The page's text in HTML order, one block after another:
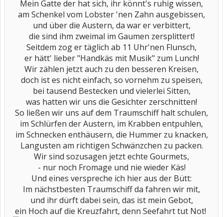
Mein Gatte der hat sich, ihr könnt's ruhig wissen,
am Schenkel vom Lobster 'nen Zahn ausgebissen,
und über die Austern, da war er verbittert,
die sind ihm zweimal im Gaumen zersplittert!
Seitdem zog er täglich ab 11 Uhr'nen Flunsch,
er hätt' lieber "Handkäs mit Musik" zum Lunch!
Wir zählen jetzt auch zu den besseren Kreisen,
doch ist es nicht einfach, so vornehm zu speisen,
bei tausend Bestecken und vielerlei Sitten,
was hatten wir uns die Gesichter zerschnitten!
So ließen wir uns auf dem Traumschiff halt schulen,
im Schlürfen der Austern, im Krabben entpuhlen,
im Schnecken enthäusern, die Hummer zu knacken,
Langusten am richtigen Schwänzchen zu packen.
Wir sind sozusagen jetzt echte Gourmets,
- nur noch Fromage und nie wieder Käs!
Und eines verspreche ich hier aus der Bütt:
Im nächstbesten Traumschiff da fahren wir mit,
und ihr dürft dabei sein, das ist mein Gebot,
ein Hoch auf die Kreuzfahrt, denn Seefahrt tut Not! ​